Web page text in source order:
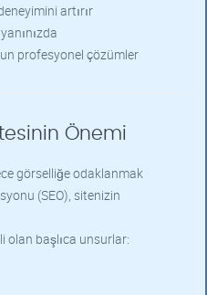
artırır
profesyonel çözümler
Önemi
görselliğe odaklanmak
(SEO), sitenizin
olan başlıca unsurlar: